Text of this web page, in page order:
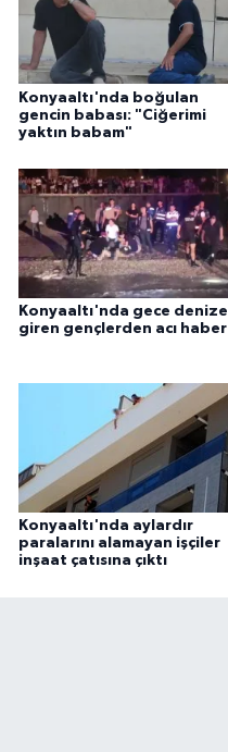
Konyaaltı'nda boğulan
gencin babası: "Ciğerimi
yaktın babam"
Konyaaltı'nda gece denize
giren gençlerden acı haber
Konyaaltı'nda aylardır
paralarını alamayan işçiler
inşaat çatısına çıktı